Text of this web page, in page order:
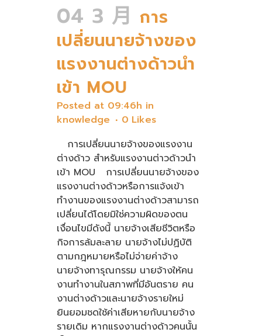
04 3 月 การ
เปลี่ยนนายจ้างของ
แรงงานต่างด้าวนำ
เข้า MOU
Posted at 09:46h in
knowledge
0 Likes
การเปลี่ยนนายจ้างของแรงงาน
ต่างด้าว สำหรับแรงงานต่าวด้าวนำ
เข้า MOU การเปลี่ยนนายจ้างของ
แรงงานต่างด้าวหรือการแจ้งเข้า
ทำงานของแรงงานต่างด้าวสามารถ
เปลี่ยนได้โดยมิใช่ความผิดของตน
เงื่อนไขมีดังนี้ นายจ้างเสียชีวิตหรือ
กิจการล้มละลาย นายจ้างไม่ปฏิบัติ
ตามกฎหมายหรือไม่จ่ายค่าจ้าง
นายจ้างทารุณกรรม นายจ้างให้คน
งานทำงานในสภาพที่มีอันตราย คน
งานต่างด้าวและนายจ้างรายใหม่
ยินยอมชดใช้ค่าเสียหายกับนายจ้าง
รายเดิม หากแรงงานต่างด้าวคนนั้น